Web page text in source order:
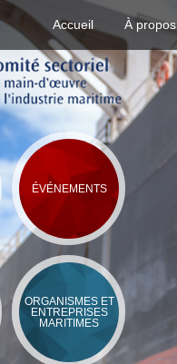
Accueil À propos
ÉVÉNEMENTS
ORGANISMES ET
ENTREPRISES
MARITIMES